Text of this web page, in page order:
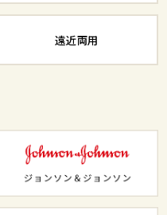
遠近両用